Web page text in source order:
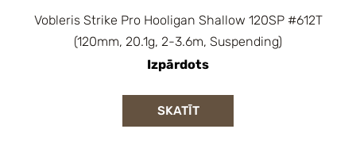
Vobleris Strike Pro Hooligan Shallow 120SP #612T
(120mm, 20.1g, 2-3.6m, Suspending)
Izpārdots
SKATĪT